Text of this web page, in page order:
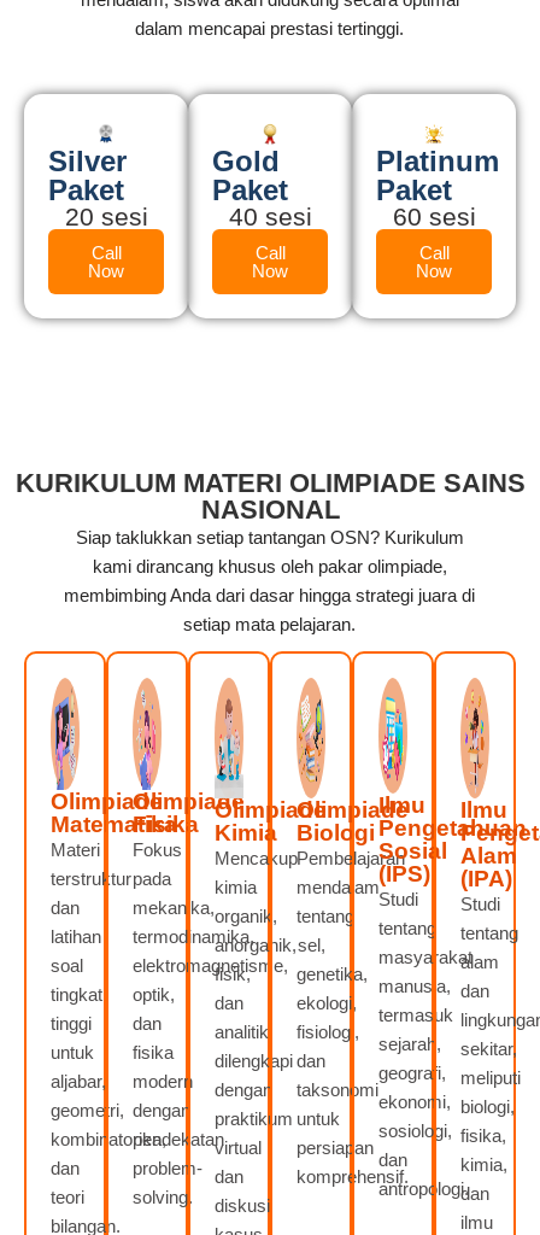
dalam mencapai prestasi tertinggi.
Silver
Paket
20 sesi
Call
Now
Gold
Paket
40 sesi
Call
Now
Platinum
Paket
60 sesi
Call
Now
KURIKULUM MATERI OLIMPIADE SAINS
NASIONAL
Siap taklukkan setiap tantangan OSN? Kurikulum
kami dirancang khusus oleh pakar olimpiade,
membimbing Anda dari dasar hingga strategi juara di
setiap mata pelajaran.
Olimpiade
Matematika
Materi
terstruktur
dan
latihan
soal
tingkat
tinggi
untuk
aljabar,
geometri,
kombinatorika,
dan
teori
bilangan.
Olimpiade
Fisika
Fokus
pada
mekanika,
termodinamika,
elektromagnetisme,
optik,
dan
fisika
modern
dengan
pendekatan
problem-
solving.
Olimpiade
Kimia
Mencakup
kimia
organik,
anorganik,
fisik,
dan
analitik,
dilengkapi
dengan
praktikum
virtual
dan
diskusi
Olimpiade
Biologi
Pembelajaran
mendalam
tentang
sel,
genetika,
ekologi,
fisiologi,
dan
taksonomi
untuk
persiapan
komprehensif.
Ilmu
Pengetahuan
Sosial
(IPS)
Studi
tentang
masyarakat
manusia,
termasuk
sejarah,
geografi,
ekonomi,
sosiologi,
dan
antropologi.
Ilmu
Alam
(IPA)
Studi
tentang
alam
dan
sekitar,
meliputi
biologi,
fisika,
kimia,
dan
ilmu